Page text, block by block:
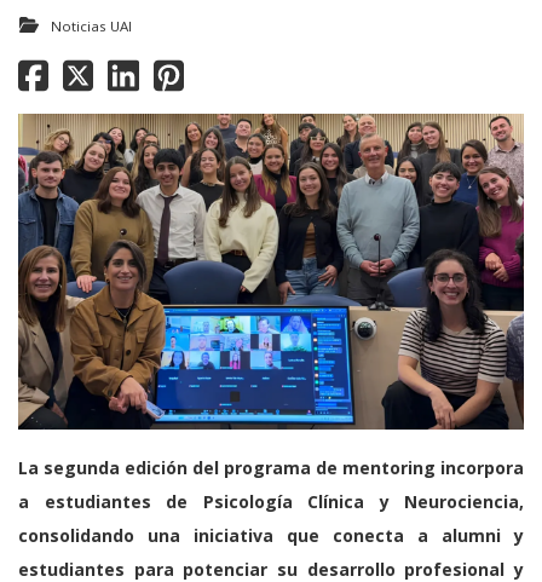
Noticias UAI
La segunda edición del programa de mentoring incorpora
a estudiantes de Psicología Clínica y Neurociencia,
consolidando una iniciativa que conecta a alumni y
estudiantes para potenciar su desarrollo profesional y